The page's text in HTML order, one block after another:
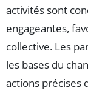
activités sont
engageantes,
collective. Les
les bases du
actions précises